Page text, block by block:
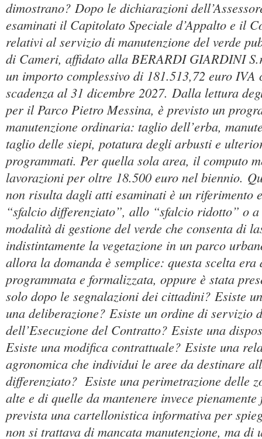
dimostrano? Dopo le dichiarazioni
esaminati il Capitolato Speciale d’Appalto e il
relativi al servizio di manutenzione del verde
di Cameri, affidato alla BERARDI GIARDINI
un importo complessivo di 181.513,72 euro IVA
scadenza al 31 dicembre 2027. Dalla lettura
per il Parco Pietro Messina, è previsto un
manutenzione ordinaria: taglio dell’erba,
taglio delle siepi, potatura degli arbusti e
programmati. Per quella sola area, il computo
lavorazioni per oltre 18.500 euro nel biennio.
non risulta dagli atti esaminati è un riferimento
“sfalcio differenziato”, allo “sfalcio ridotto” o
modalità di gestione del verde che consenta di
indistintamente la vegetazione in un parco
allora la domanda è semplice: questa scelta era
programmata e formalizzata, oppure è stata
solo dopo le segnalazioni dei cittadini? Esiste
una deliberazione? Esiste un ordine di servizio
dell’Esecuzione del Contratto? Esiste una
Esiste una modifica contrattuale? Esiste una
agronomica che individui le aree da destinare
differenziato? Esiste una perimetrazione delle
alte e di quelle da mantenere invece
prevista una cartellonistica informativa per
non si trattava di mancata manutenzione, ma di